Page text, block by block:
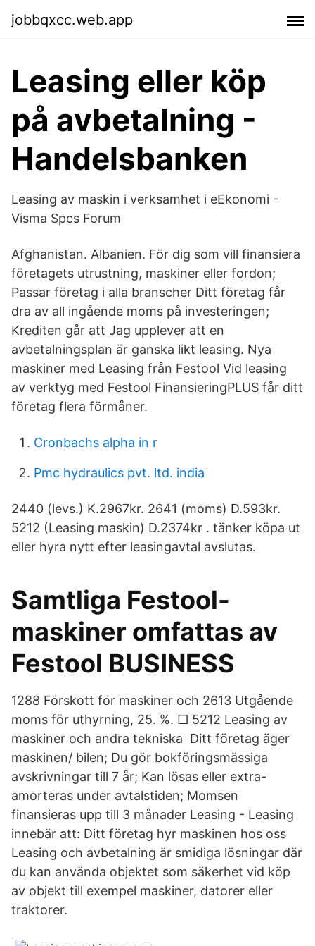
jobbqxcc.web.app
Leasing eller köp
på avbetalning -
Handelsbanken
Leasing av maskin i verksamhet i eEkonomi -
Visma Spcs Forum
Afghanistan. Albanien. För dig som vill finansiera
företagets utrustning, maskiner eller fordon;
Passar företag i alla branscher Ditt företag får
dra av all ingående moms på investeringen;
Krediten går att Jag upplever att en
avbetalningsplan är ganska likt leasing. Nya
maskiner med Leasing från Festool Vid leasing
av verktyg med Festool FinansieringPLUS får ditt
företag flera förmåner.
Cronbachs alpha in r
Pmc hydraulics pvt. ltd. india
2440 (levs.) K.2967kr. 2641 (moms) D.593kr.
5212 (Leasing maskin) D.2374kr . tänker köpa ut
eller hyra nytt efter leasingavtal avslutas.
Samtliga Festool-
maskiner omfattas av
Festool BUSINESS
1288 Förskott för maskiner och 2613 Utgående
moms för uthyrning, 25. %. □ 5212 Leasing av
maskiner och andra tekniska Ditt företag äger
maskinen/ bilen; Du gör bokföringsmässiga
avskrivningar till 7 år; Kan lösas eller extra-
amorteras under avtalstiden; Momsen
finansieras upp till 3 månader Leasing - Leasing
innebär att: Ditt företag hyr maskinen hos oss
Leasing och avbetalning är smidiga lösningar där
du kan använda objektet som säkerhet vid köp
av objekt till exempel maskiner, datorer eller
traktorer.